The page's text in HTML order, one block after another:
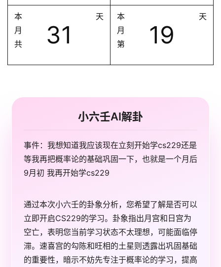
本
月
共
31
天
本
月
第
19
天
小六壬AI解卦
事件：我想知道我应该现在立刻开始学cs229还是
等我再把概率论的基础巩固一下，也就是一个月后
9月初 我再开始学cs229
通过本次小六壬的卦象分析，您希望了解是否可以
立即开启CS229的学习。卦象指出月宫和日宫为
空亡，表明您当前学习状态不太理想，可能面临停
滞。速喜宫的勾陈和旺相的土星则透露出巩固基础
的重要性，暗示不妨先专注于概率论的学习，提高